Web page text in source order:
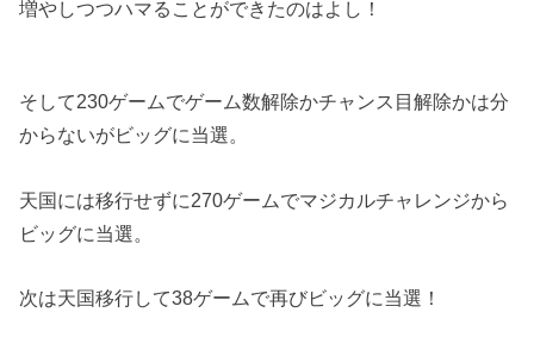
増やしつつハマることができたのはよし！
そして230ゲームでゲーム数解除かチャンス目解除かは分
からないがビッグに当選。
天国には移行せずに270ゲームでマジカルチャレンジから
ビッグに当選。
次は天国移行して38ゲームで再びビッグに当選！